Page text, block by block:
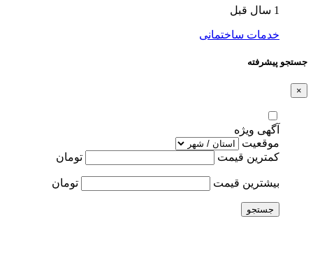
1 سال قبل
خدمات ساختمانی
جستجو پیشرفته
×
آگهی ویژه
موقعیت
کمترین قیمت
تومان
بیشترین قیمت تومان
جستجو